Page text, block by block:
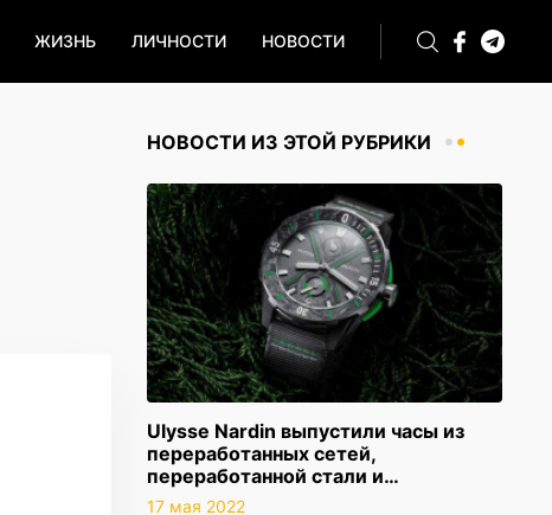
ЖИЗНЬ ЛИЧНОСТИ НОВОСТИ
НОВОСТИ ИЗ ЭТОЙ РУБРИКИ
Ulysse Nardin выпустили часы из
переработанных сетей,
переработанной стали и…
17 мая 2022